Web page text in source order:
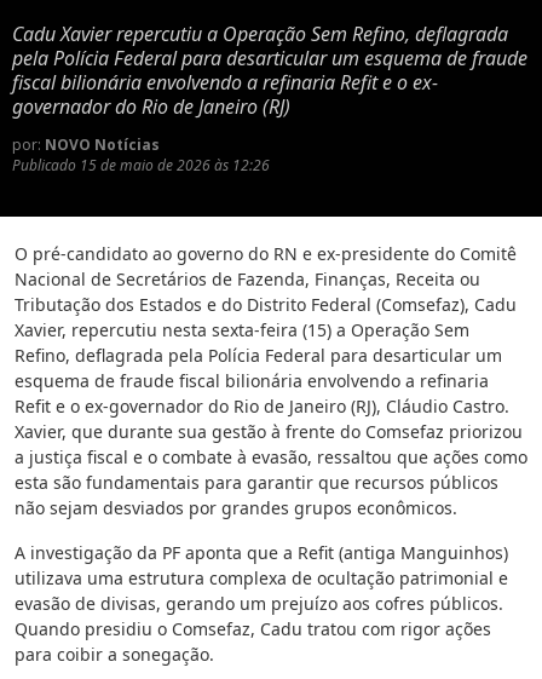
Cadu Xavier repercutiu a Operação Sem Refino, deflagrada
pela Polícia Federal para desarticular um esquema de fraude
fiscal bilionária envolvendo a refinaria Refit e o ex-
governador do Rio de Janeiro (RJ)
por: NOVO Notícias
Publicado 15 de maio de 2026 às 12:26
O pré-candidato ao governo do RN e ex-presidente do Comitê
Nacional de Secretários de Fazenda, Finanças, Receita ou
Tributação dos Estados e do Distrito Federal (Comsefaz), Cadu
Xavier, repercutiu nesta sexta-feira (15) a Operação Sem
Refino, deflagrada pela Polícia Federal para desarticular um
esquema de fraude fiscal bilionária envolvendo a refinaria
Refit e o ex-governador do Rio de Janeiro (RJ), Cláudio Castro.
Xavier, que durante sua gestão à frente do Comsefaz priorizou
a justiça fiscal e o combate à evasão, ressaltou que ações como
esta são fundamentais para garantir que recursos públicos
não sejam desviados por grandes grupos econômicos.
A investigação da PF aponta que a Refit (antiga Manguinhos)
utilizava uma estrutura complexa de ocultação patrimonial e
evasão de divisas, gerando um prejuízo aos cofres públicos.
Quando presidiu o Comsefaz, Cadu tratou com rigor ações
para coibir a sonegação.